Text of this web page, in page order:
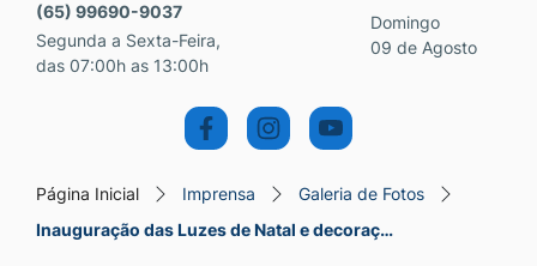
(65) 99690-9037
Segunda a Sexta-Feira,
das 07:00h as 13:00h
Domingo
09 de Agosto
Página Inicial Imprensa
Galeria de Fotos
Inauguração das Luzes de Natal e decoraç…